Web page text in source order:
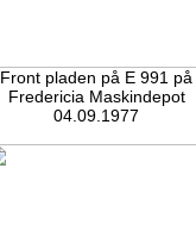
Front pladen på E 991 på
Fredericia Maskindepot
04.09.1977